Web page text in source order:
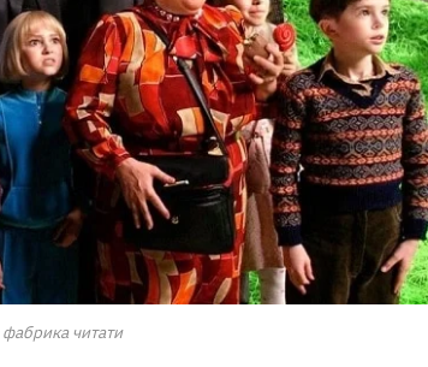
фабрика читати